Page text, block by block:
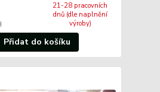
21-28 pracovních
dnů (dle naplnění
výroby)
Přidat do košíku